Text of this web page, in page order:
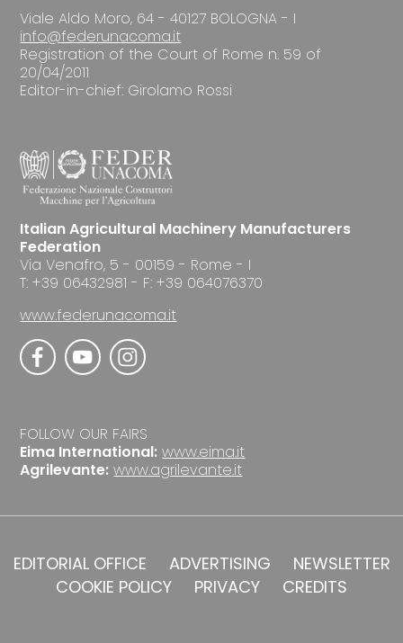
Viale Aldo Moro, 64 - 40127 BOLOGNA - I
info@federunacoma.it
Registration of the Court of Rome n. 59 of
20/04/2011
Editor-in-chief: Girolamo Rossi
Italian Agricultural Machinery Manufacturers
Federation
Via Venafro, 5 - 00159 - Rome - I
T: +39 06432981 - F: +39 064076370
www.federunacoma.it
FOLLOW OUR FAIRS
Eima International: www.eima.it
Agrilevante: www.agrilevante.it
EDITORIAL OFFICE ADVERTISING
NEWSLETTER
COOKIE POLICY
PRIVACY CREDITS